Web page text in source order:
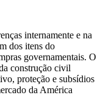
internamente e na
dos itens do
governamentais. O
construção civil
proteção e subsídios
da América